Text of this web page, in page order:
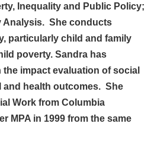
Inequality and Public Policy;
Analysis. She conducts
particularly child and family
poverty. Sandra has
impact evaluation of social
and health outcomes. She
Work from Columbia
MPA in 1999 from the same